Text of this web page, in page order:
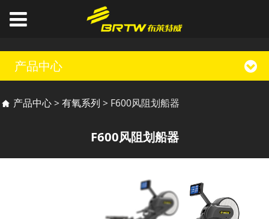
产品中心
F600风阻划船器
产品中心>有氧系列 > F600风阻划船器
F600风阻划船器